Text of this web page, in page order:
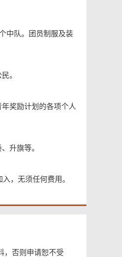
中队。团员制服及装
。
奖励计划的各项个人
升旗等。
，无须任何费用。
，否则申请恕不受